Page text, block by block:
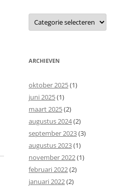
Categorieën
ARCHIEVEN
oktober 2025(1)
juni 2025(1)
maart 2025(2)
augustus 2024(2)
september 2023(3)
augustus 2023(1)
november 2022(1)
februari 2022(2)
januari 2022(2)